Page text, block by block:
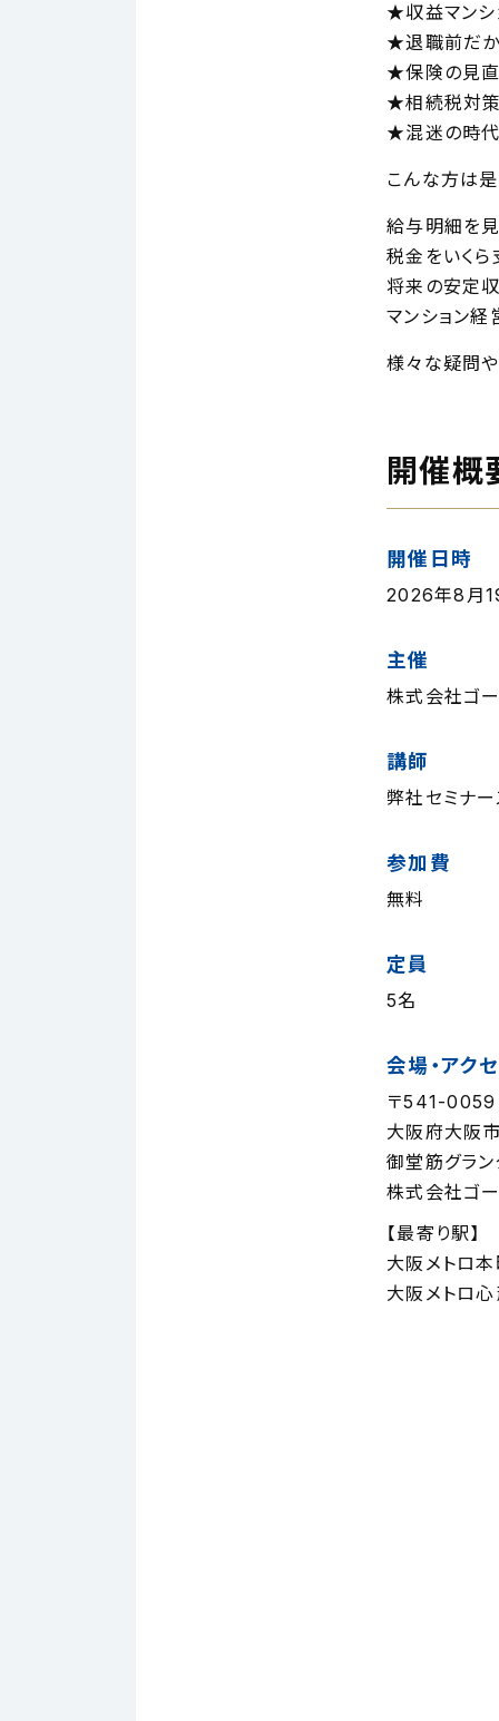
★収益マンシ
★退職前だ
★保険の見
★相続税対
★混迷の時
こんな方は是
給与明細を
税金をいくら
将来の安定
マンション経
様々な疑問や
開催概
開催日時
2026年8月
主催
株式会社ゴー
講師
弊社セミナー
参加費
無料
定員
5名
会場・アク
〒541-0059
大阪府大阪
御堂筋グラ
株式会社ゴ
【最寄り駅】
大阪メトロ
大阪メトロ